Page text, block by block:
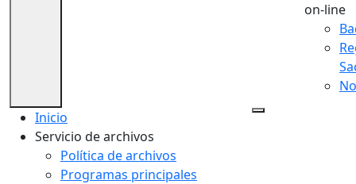
on-line
Inicio
Servicio de archivos
Política de archivos
Programas principales